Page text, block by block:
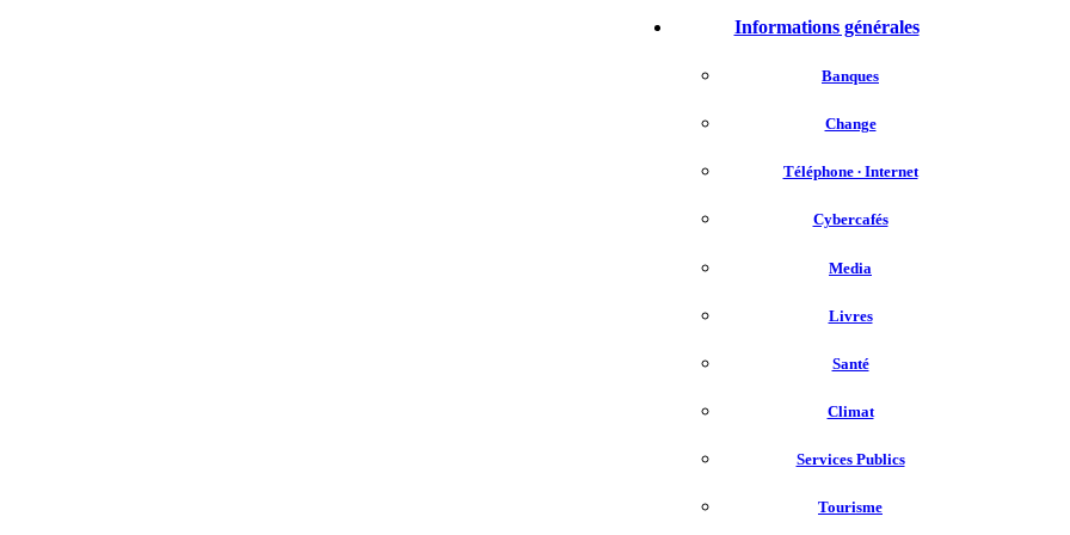
Informations générales
Banques
Change
Téléphone ∙ Internet
Cybercafés
Media
Livres
Santé
Climat
Services Publics
Tourisme